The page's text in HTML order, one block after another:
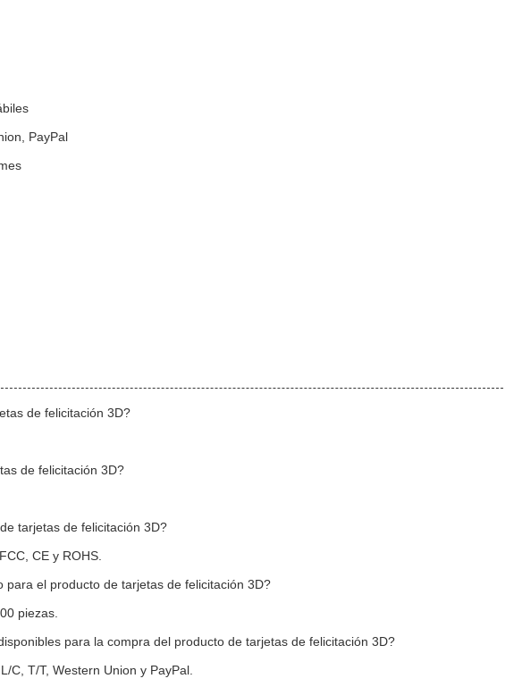
PayPal
de felicitación 3D?
de felicitación 3D?
tarjetas de felicitación 3D?
CE y ROHS.
el producto de tarjetas de felicitación 3D?
piezas.
para la compra del producto de tarjetas de felicitación 3D?
C, T/T, Western Union y PayPal.